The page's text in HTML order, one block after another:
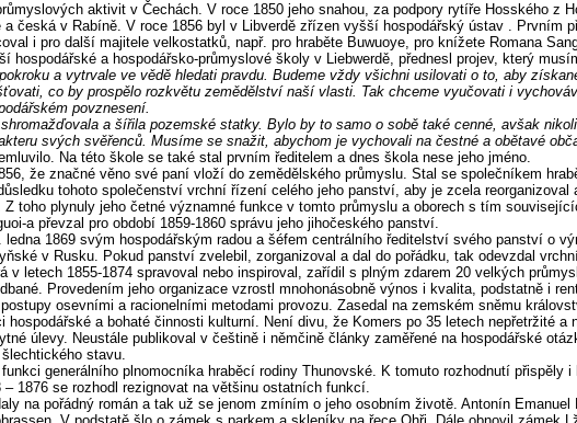
aktivit v Čechách. V roce 1850 jeho snahou, za podpory rytíře Hosského z
česká v Rabíně. V roce 1856 byl v Libverdě zřízen vyšší hospodářský ústav . Prvním
i pro další majitele velkostatků, např. pro hraběte Buwuoye, pro knížete Romana
a hospodářsko-průmyslové školy v Liebwerdě, přednesl projev, který
a vytrvale ve vědě hledati pravdu. Budeme vždy všichni usilovati o to, aby
co by prospělo rozkvětu zemědělství naší vlasti. Tak chceme vyučovati i
povznesení.
a šířila pozemské statky. Bylo by to samo o sobě také cenné, avšak
svých svěřenců. Musíme se snažit, abychom je vychovali na čestné a obětavé
Na této škole se také stal prvním ředitelem a dnes škola nese jeho jméno.
že značné věno své paní vloží do zemědělského průmyslu. Stal se společníkem
tohoto společenství vrchní řízení celého jeho panství, aby je zcela
toho plynuly jeho četné významné funkce v tomto průmyslu a oborech s tím
a převzal pro období 1859-1860 správu jeho jihočeského panství.
1869 svým hospodářským radou a šéfem centrálního ředitelství svého panství o
v Rusku. Pokud panství zvelebil, zorganizoval a dal do pořádku, tak odevzdal
v letech 1855-1874 spravoval nebo inspiroval, zařídil s plným zdarem 20 velkých
Provedením jeho organizace vzrostl mnohonásobně výnos i kvalita, podstatně i
osevními a racionelními metodami provozu. Zasedal na zemském sněmu
a bohaté činnosti kulturní. Není divu, že Komers po 35 letech nepřetržité
úlevy. Neustále publikoval v češtině i němčině články zaměřené na hospodářské
stavu.
generálního plnomocníka hraběcí rodiny Thunovské. K tomuto rozhodnutí
1876 se rozhodl rezignovat na většinu ostatních funkcí.
na pořádný román a tak už se jenom zmíním o jeho osobním životě. Antonín